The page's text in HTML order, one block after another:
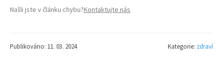
Našli jste v článku chybu?Kontaktujte nás
Publikováno: 11. 03. 2024 Kategorie: zdraví